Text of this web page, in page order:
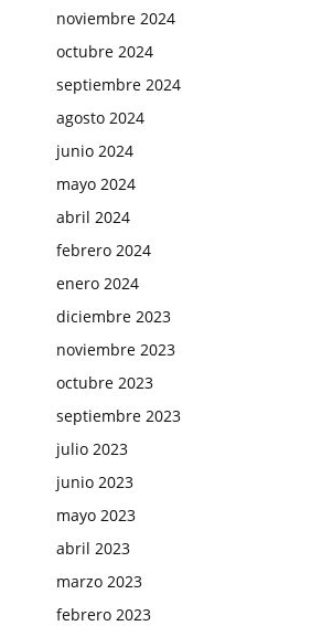
noviembre 2024
octubre 2024
septiembre 2024
agosto 2024
junio 2024
mayo 2024
abril 2024
febrero 2024
enero 2024
diciembre 2023
noviembre 2023
octubre 2023
septiembre 2023
julio 2023
junio 2023
mayo 2023
abril 2023
marzo 2023
febrero 2023